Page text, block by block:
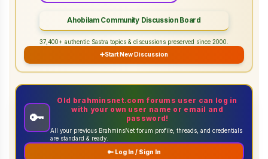
Ahobilam Community Discussion Board
37,400+ authentic Sastra topics & discussions preserved since 2000.
➕Start New Discussion
🔑
Old brahminsnet.com forums user can log in
with your own user name or email and
password!
All your previous BrahminsNet forum profile, threads, and credentials
are standard & ready.
🔑 Log In / Sign In